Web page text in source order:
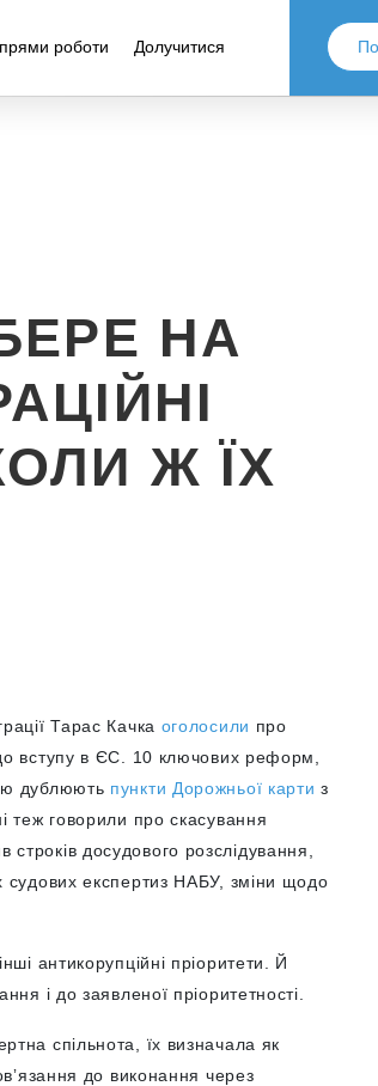
роботи Долучитися
НА
Ж ЇХ
Тарас Качка оголосили про
вступу в ЄС. 10 ключових реформ,
дублюють пункти Дорожньої картиз
теж говорили про скасування
досудового розслідування,
судових експертиз НАБУ, зміни щодо
антикорупційні пріоритети. Й
і до заявленої пріоритетності.
спільнота, їх визначала як
до виконання через